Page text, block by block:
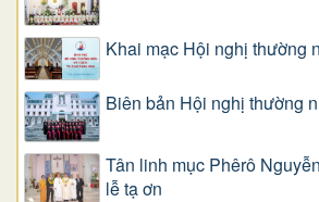
Khai mạc Hội nghị thường
Biên bản Hội nghị thường
Tân linh mục Phêrô
lễ tạ ơn